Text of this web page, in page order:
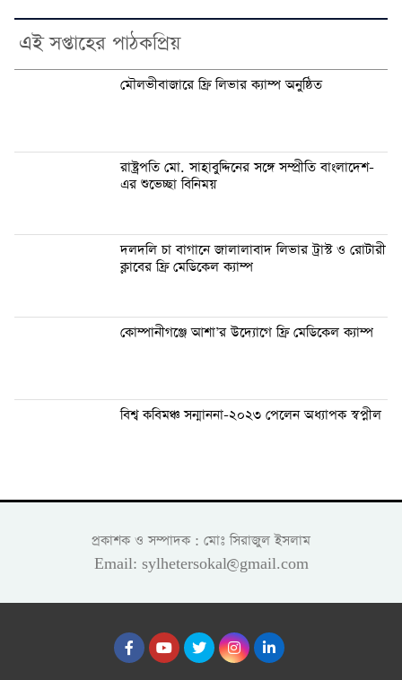
এই সপ্তাহের পাঠকপ্রিয়
মৌলভীবাজারে ফ্রি লিভার ক্যাম্প অনুষ্ঠিত
রাষ্ট্রপতি মো. সাহাবুদ্দিনের সঙ্গে সম্প্রীতি বাংলাদেশ-
এর শুভেচ্ছা বিনিময়
দলদলি চা বাগানে জালালাবাদ লিভার ট্রাস্ট ও রোটারী
ক্লাবের ফ্রি মেডিকেল ক্যাম্প
কোম্পানীগঞ্জে আশা’র উদ্যোগে ফ্রি মেডিকেল ক্যাম্প
বিশ্ব কবিমঞ্চ সন্মাননা-২০২৩ পেলেন অধ্যাপক স্বপ্নীল
প্রকাশক ও সম্পাদক : মোঃ সিরাজুল ইসলাম
Email: sylhetersokal@gmail.com